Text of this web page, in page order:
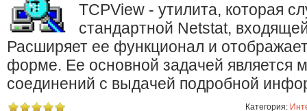
TCPView - утилита, которая
стандартной Netstat,
Расширяет ее функционал и
форме. Ее основной задачей является
соединений с выдачей подробной
Категория: